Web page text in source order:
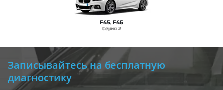
F45, F46
Серия 2
Записывайтесь на бесплатную
диагностику